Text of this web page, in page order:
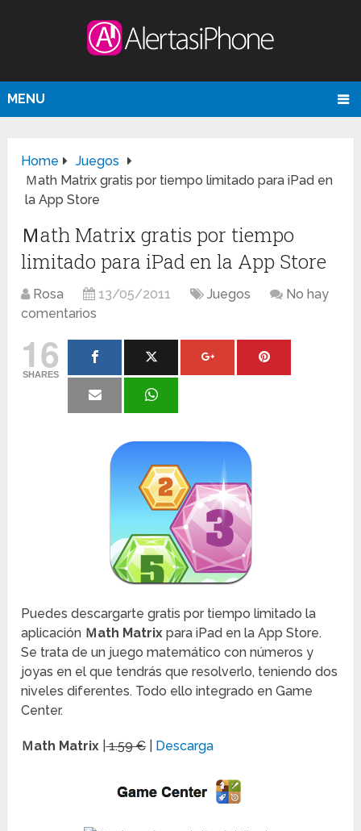
MENU
Home
Juegos
Ｍath Matrix gratis por tiempo limitado para iPad en
la App Store
Ｍath Matrix gratis por tiempo
limitado para iPad en la App Store
Rosa 13/05/2011 Juegos
No hay
comentarios
16
SHARES
Puedes descargarte gratis por tiempo limitado la
aplicación Ｍath Matrixpara iPad en la App Store.
Se trata de un juego matemático con números y
joyas en el que tendrás que resolverlo, teniendo dos
niveles diferentes. Todo ello integrado en Game
Center.
Ｍath Matrix |1.59 € Descarga